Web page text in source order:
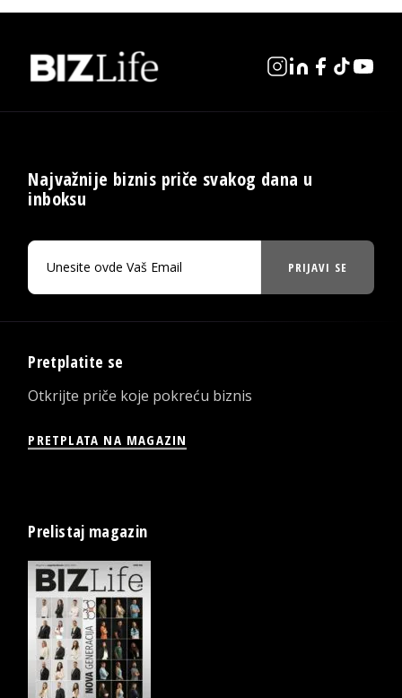
Najvažnije biznis priče svakog dana u
inboksu
PRIJAVI SE
Pretplatite se
Otkrijte priče koje pokreću biznis
PRETPLATA NA MAGAZIN
Prelistaj magazin